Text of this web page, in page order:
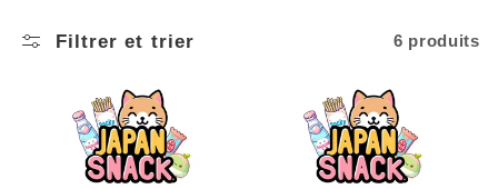
Filtrer et trier 6 produits